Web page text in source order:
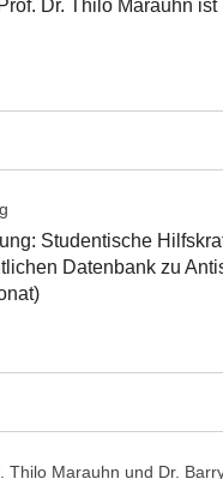
Dr. Thilo Marauhn ist
Studentische
Datenbank zu
Thilo Marauhn und Dr.